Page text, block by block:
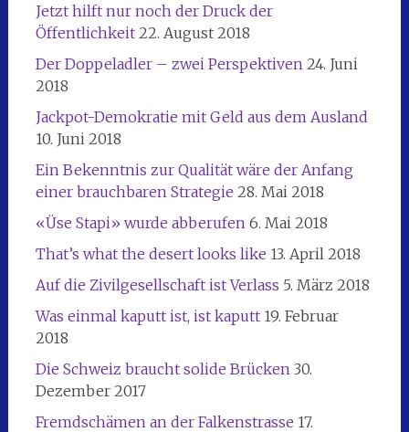
Jetzt hilft nur noch der Druck der
Öffentlichkeit 22. August 2018
Der Doppeladler – zwei Perspektiven 24. Juni
2018
Jackpot-Demokratie mit Geld aus dem Ausland
10. Juni 2018
Ein Bekenntnis zur Qualität wäre der Anfang
einer brauchbaren Strategie 28. Mai 2018
«Üse Stapi» wurde abberufen 6. Mai 2018
That’s what the desert looks like 13. April 2018
Auf die Zivilgesellschaft ist Verlass 5. März 2018
Was einmal kaputt ist, ist kaputt 19. Februar
2018
Die Schweiz braucht solide Brücken 30.
Dezember 2017
Fremdschämen an der Falkenstrasse 17.